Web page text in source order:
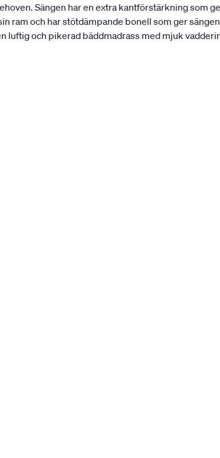
Sängen har en extra kantförstärkning som
ram och har stötdämpande bonell som ger
luftig och pikerad bäddmadrass med mjuk